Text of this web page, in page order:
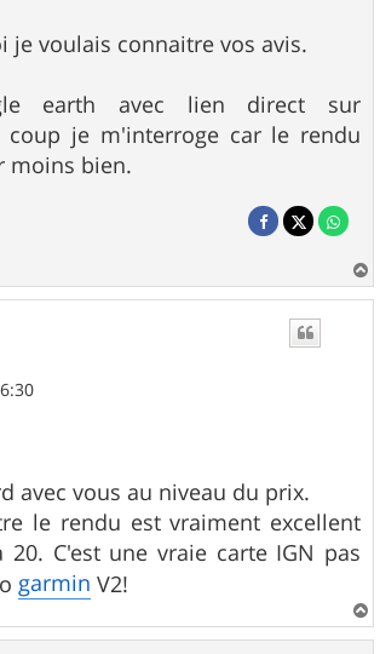
je voulais connaitre vos avis.
earth avec lien direct sur
coup je m'interroge car le rendu
moins bien.
a
avec vous au niveau du prix.
le rendu est vraiment excellent
20. C'est une vraie carte IGN pas
garmin V2!
a